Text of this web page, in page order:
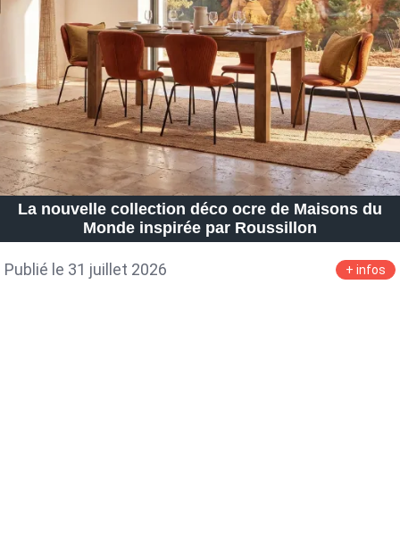
Petite Surface
Piscine Question De Style
Renovation
Revue De Week End
Tiny House
La nouvelle collection déco ocre de Maisons du
Monde inspirée par Roussillon
Publié le 31 juillet 2026 + infos